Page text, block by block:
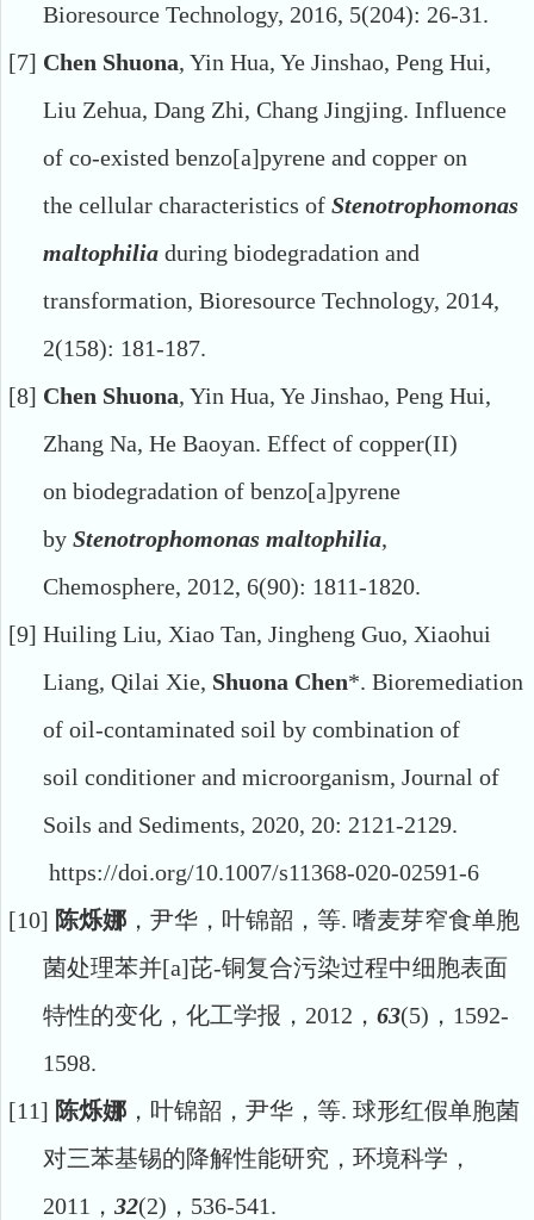
Bioresource Technology, 2016, 5(204): 26-31.
[7] Chen Shuona, Yin Hua, Ye Jinshao, Peng Hui,
Liu Zehua, Dang Zhi, Chang Jingjing. Influence
of co-existed benzo[a]pyrene and copper on
the cellular characteristics of Stenotrophomonas
maltophilia during biodegradation and
transformation, Bioresource Technology, 2014,
2(158): 181-187.
[8] Chen Shuona, Yin Hua, Ye Jinshao, Peng Hui,
Zhang Na, He Baoyan. Effect of copper(II)
on biodegradation of benzo[a]pyrene
by Stenotrophomonas maltophilia,
Chemosphere, 2012, 6(90): 1811-1820.
[9] Huiling Liu, Xiao Tan, Jingheng Guo, Xiaohui
Liang, Qilai Xie, Shuona Chen*. Bioremediation
of oil-contaminated soil by combination of
soil conditioner and microorganism, Journal of
Soils and Sediments, 2020, 20: 2121-2129.
https://doi.org/10.1007/s11368-020-02591-6
[10] 陈烁娜 ，尹华，叶锦韶，等. 嗜麦芽窄食单胞
菌处理苯并[a]芘-铜复合污染过程中细胞表面
特性的变化，化工学报， 2012 ， 63(5) ， 1592-
1598.
[11] 陈烁娜 ，叶锦韶，尹华，等. 球形红假单胞菌
对三苯基锡的降解性能研究，环境科学，
2011 ， 32(2) ， 536-541.